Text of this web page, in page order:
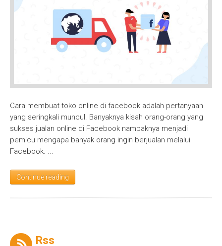
Online
di
Facebook
Cara membuat toko online di facebook adalah pertanyaan
yang seringkali muncul. Banyaknya kisah orang-orang yang
sukses jualan online di Facebook nampaknya menjadi
pemicu mengapa banyak orang ingin berjualan melalui
Facebook. ...
Continue reading
Rss